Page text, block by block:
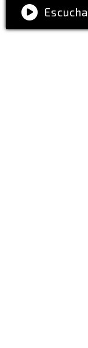
sede de la